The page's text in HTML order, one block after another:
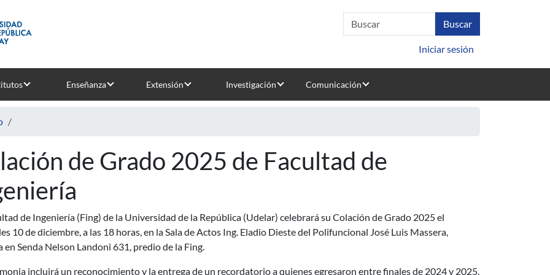
Iniciar sesión
Enseñanza Extensión Investigación Comunicación
de Grado 2025 de Facultad de
de Ingeniería (Fing) de la Universidad de la República (Udelar) celebrará su Colación de Grado 2025 el
10 de diciembre, a las 18 horas, en la Sala de Actos Ing. Eladio Dieste del Polifuncional José Luis Massera,
en Senda Nelson Landoni 631, predio de la Fing.
incluirá un reconocimiento y la entrega de un recordatorio a quienes egresaron entre finales de 2024 y 2025,